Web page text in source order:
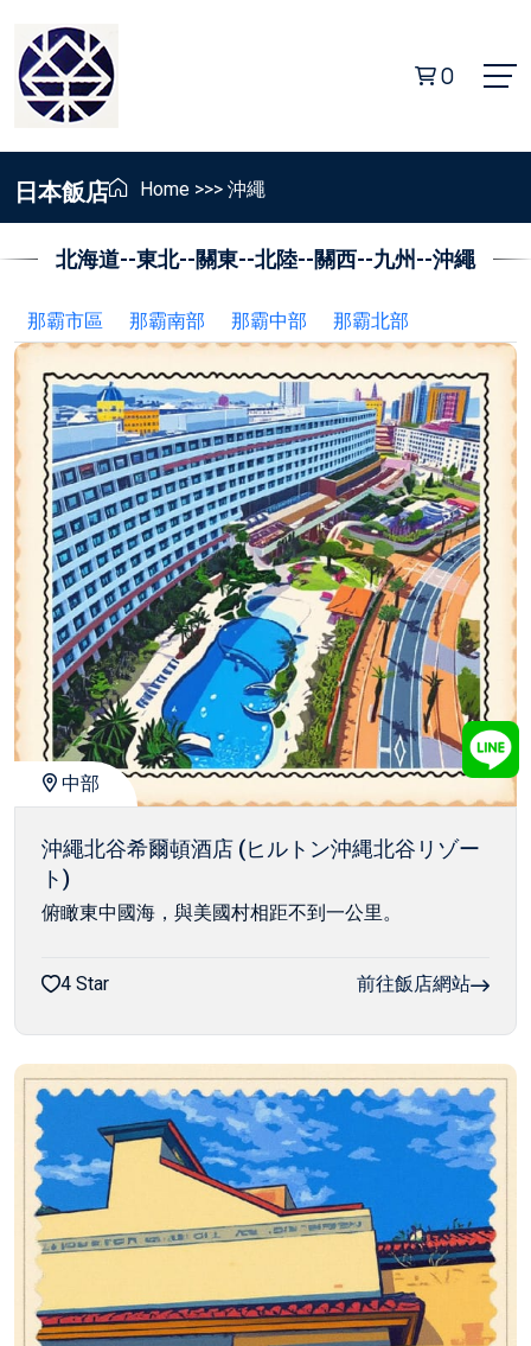
0
日本飯店 Home >>> 沖繩
北海道--東北--關東--北陸--關西--九州--沖繩
那霸市區 那霸南部 那霸中部 那霸北部
中部
沖繩北谷希爾頓酒店 (ヒルトン沖縄北谷リゾー
ト)
俯瞰東中國海，與美國村相距不到一公里。
4 Star 前往飯店網站